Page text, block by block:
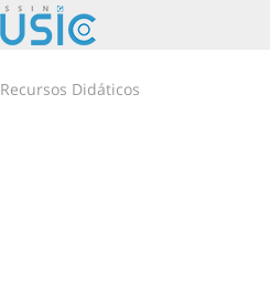
Recursos Didáticos